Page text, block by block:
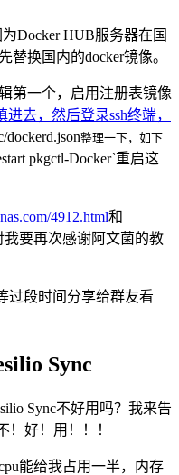
Docker HUB服务器在国
换国内的docker镜像。
第一个，启用注册表镜像
进去，然后登录ssh终端，
dockerd.json整理一下，如下
pkgctl-Docker`重启这
4912.html和
我要再次感谢阿文菌的教
过段时间分享给群友看
Sync
Sync不好用吗？我来告
！好！用！！！
能给我占用一半，内存